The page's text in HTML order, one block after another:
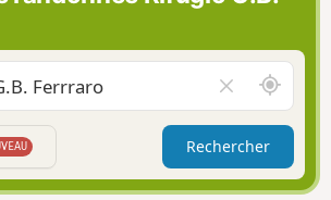
n
o
a
n
v
g
a
i
d
e
r
A
u
t
u
Rechercher